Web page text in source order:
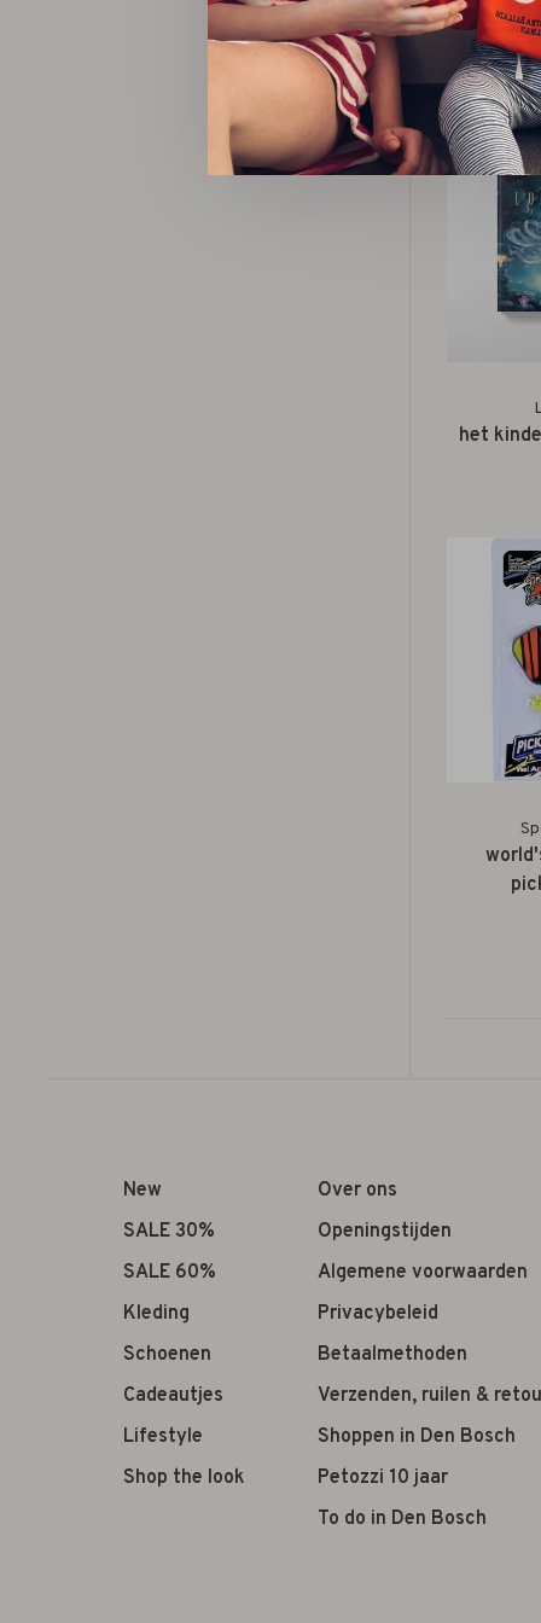
familie
het
New
SALE 30%
SALE 60%
Kleding
Schoenen
Cadeautjes
Lifestyle
Shop the look
Over ons
Openingstijden
Algemene voorwaarden
Privacybeleid
Betaalmethoden
Verzenden, ruilen &
Shoppen in Den Bosch
Petozzi 10 jaar
To do in Den Bosch